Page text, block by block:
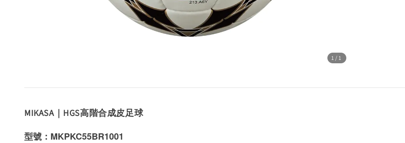
1 /1
MIKASA｜ HGS高階合成皮足球
型號：MKPKC55BR1001